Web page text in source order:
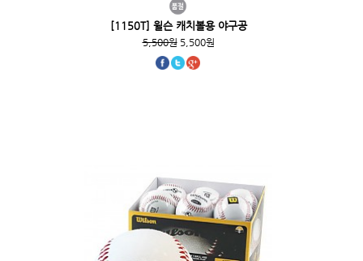
[1150T] 윌슨 캐치볼용 야구공
5,500원5,500원